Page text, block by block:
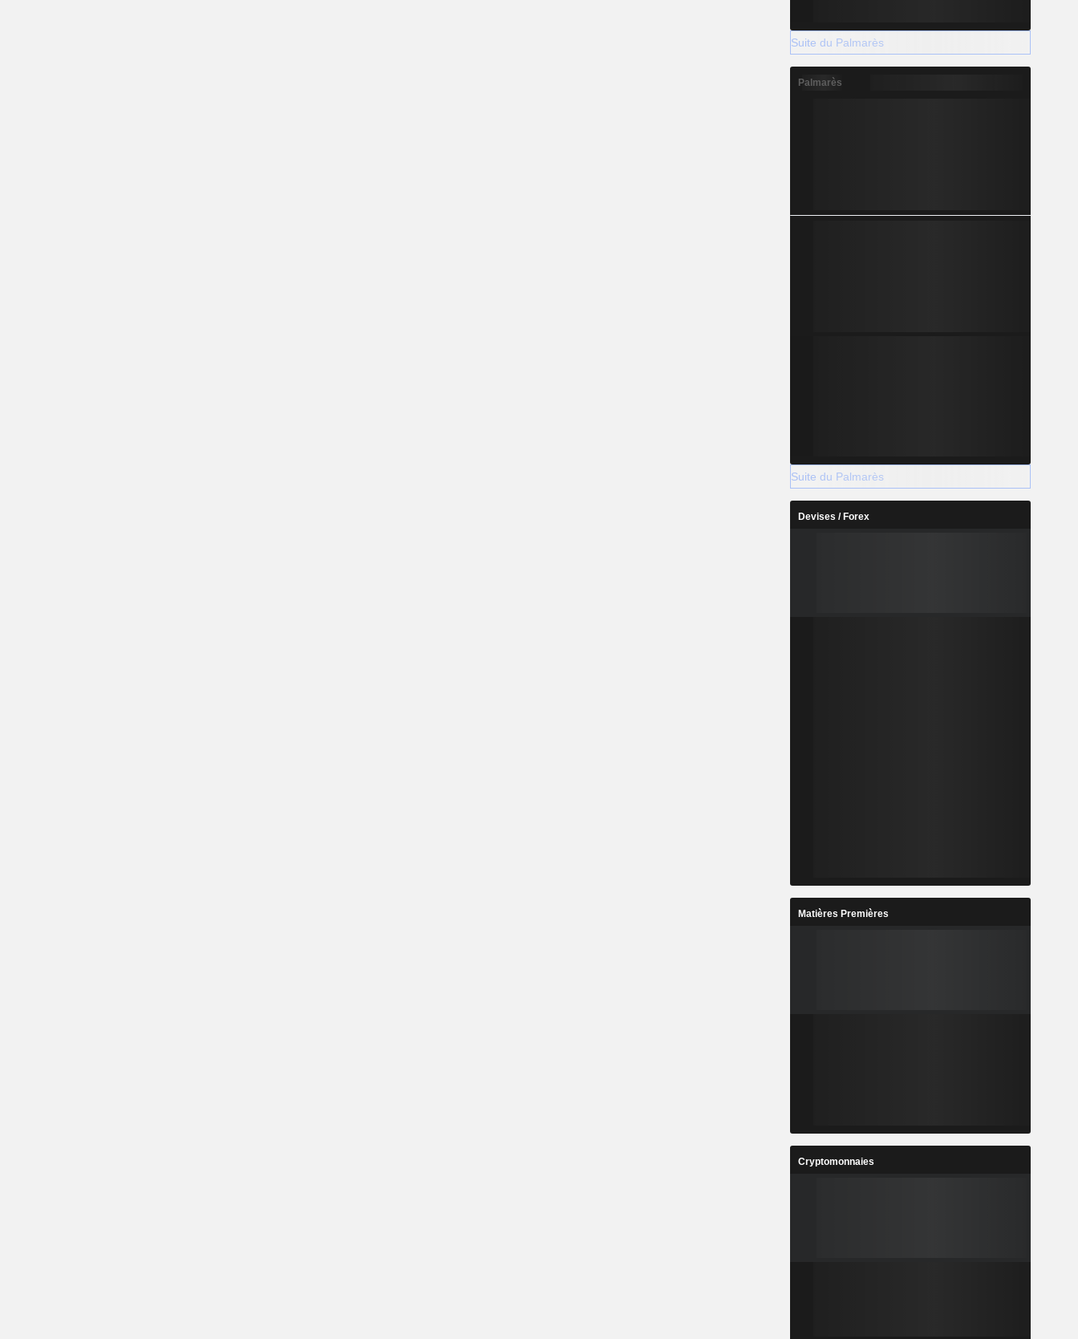
Suite du Palmarès
Palmarès
Suite du Palmarès
Devises / Forex
Matières Premières
Cryptomonnaies